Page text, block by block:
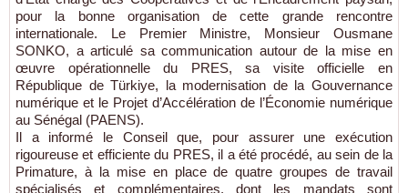
pour la bonne organisation de cette grande rencontre
internationale. Le Premier Ministre, Monsieur Ousmane
SONKO, a articulé sa communication autour de la mise en
œuvre opérationnelle du PRES, sa visite officielle en
République de Türkiye, la modernisation de la Gouvernance
numérique et le Projet d’Accélération de l’Économie numérique
au Sénégal (PAENS).
Il a informé le Conseil que, pour assurer une exécution
rigoureuse et efficiente du PRES, il a été procédé, au sein de la
Primature, à la mise en place de quatre groupes de travail
spécialisés et complémentaires, dont les mandats sont